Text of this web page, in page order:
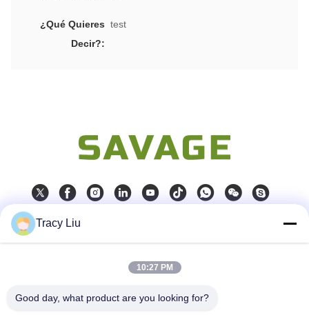
¿Qué Quieres
Decir?:
test
Contacto rápido
distrito de Baiyun, Guangzhou, China
Tracy Liu
10:27 PM
Good day, what product are you looking for?